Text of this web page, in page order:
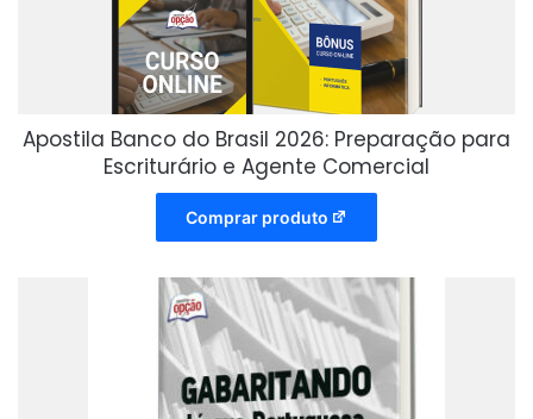
Apostila Banco do Brasil 2026: Preparação para
Escriturário e Agente Comercial
Comprar produto